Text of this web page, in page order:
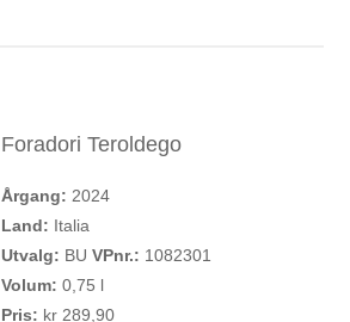
Foradori Teroldego
Årgang: 2024
Land: Italia
Utvalg: BU VPnr.: 1082301
Volum: 0,75 l
Pris: kr 289,90